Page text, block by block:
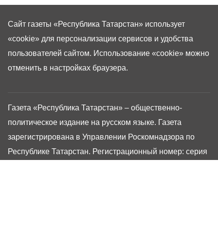
Газета «Республика Татарстан» – общественно-
политическое издание на русском языке. Газета
зарегистрирована в Управлении Роскомнадзора по
Республике Татарстан. Регистрационный номер: серия
Сайт газеты «Республика Татарстан» использует
«cookie» для персонализации сервисов и удобства
пользователей сайтом. Использование «cookie» можно
отменить в настройках браузера.